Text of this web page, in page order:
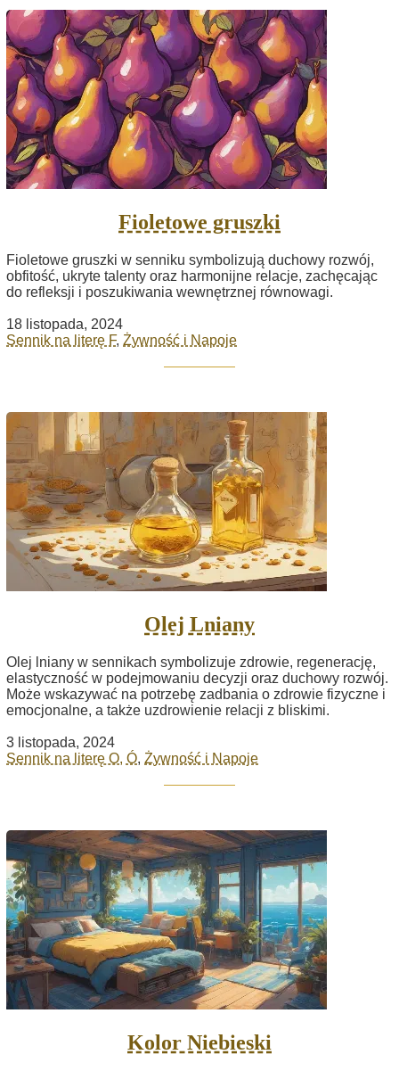
Fioletowe gruszki
Fioletowe gruszki w senniku symbolizują duchowy rozwój,
obfitość, ukryte talenty oraz harmonijne relacje, zachęcając
do refleksji i poszukiwania wewnętrznej równowagi.
18 listopada, 2024
Sennik na literę F, Żywność i Napoje
Olej Lniany
Olej lniany w sennikach symbolizuje zdrowie, regenerację,
elastyczność w podejmowaniu decyzji oraz duchowy rozwój.
Może wskazywać na potrzebę zadbania o zdrowie fizyczne i
emocjonalne, a także uzdrowienie relacji z bliskimi.
3 listopada, 2024
Sennik na literę O, Ó, Żywność i Napoje
Kolor Niebieski